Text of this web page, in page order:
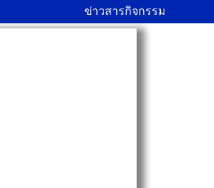
ข่าวสารกิจกรรม